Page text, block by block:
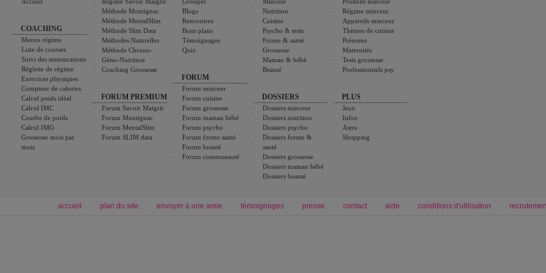
COACHING
Menus régime
Liste de courses
Suivi des mensurations
Réglette de régime
Exercices physiques
Compteur de calories
Calcul poids idéal
Calcul IMC
Courbe de poids
Calcul IMG
Grossesse mois par
mois
Méthode Montignac
Méthode MentalSlim
Méthode Slim Data
Méthodes Naturelles
Méthode Chrono-
Géno-Nutrition
Coaching Grossesse
FORUM PREMIUM
Forum Savoir Maigrir
Forum Montignac
Forum MentalSlim
Forum SLIM data
Blogs
Rencontres
Bons plans
Témoignages
Quiz
FORUM
Forum minceur
Forum cuisine
Forum grossesse
Forum maman bébé
Forum psycho
Forum forme santé
Forum beauté
Forum communauté
Nutrition
Cuisine
Psycho & tests
Forme & santé
Grossesse
Maman & bébé
Beauté
DOSSIERS
Dossiers minceur
Dossiers nutrition
Dossiers psycho
Dossiers forme &
santé
Dossiers grossesse
Dossiers maman bébé
Dossiers beauté
Régime minceur
Appareils minceur
Thèmes de cuisine
Prénoms
Maternités
Tests grossesse
Professionnels psy
PLUS
Jeux
Infos
Astro
Shopping
accueil plan du site envoyer à une amie témoignages presse contact aide conditions d'utilisation